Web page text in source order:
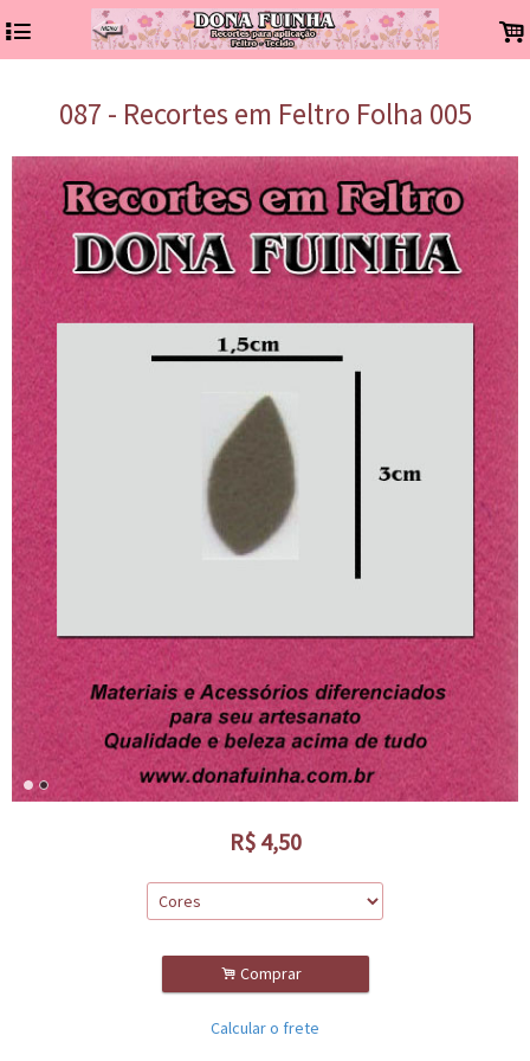
4 .
087 - Recortes em Feltro Folha 005
R$ 4,50
. Comprar
Calcular o frete